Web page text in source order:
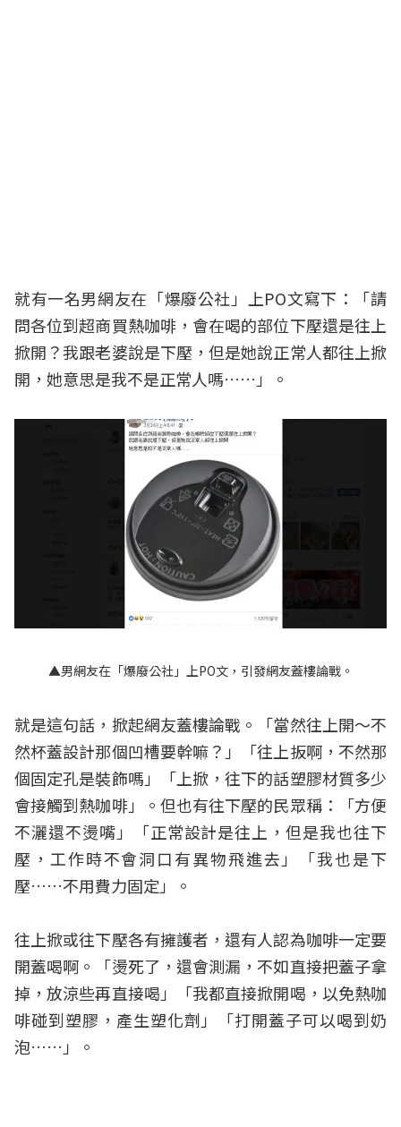
就有一名男網友在「爆廢公社」上PO文寫下：「請
問各位到超商買熱咖啡，會在喝的部位下壓還是往上
掀開？我跟老婆說是下壓，但是她說正常人都往上掀
開，她意思是我不是正常人嗎……」。
▲男網友在「爆廢公社」上PO文，引發網友蓋樓論戰。
就是這句話，掀起網友蓋樓論戰。「當然往上開～不
然杯蓋設計那個凹槽要幹嘛？」「往上扳啊，不然那
個固定孔是裝飾嗎」「上掀，往下的話塑膠材質多少
會接觸到熱咖啡」。但也有往下壓的民眾稱：「方便
不灑還不燙嘴」「正常設計是往上，但是我也往下
壓，工作時不會洞口有異物飛進去」「我也是下
壓……不用費力固定」。
往上掀或往下壓各有擁護者，還有人認為咖啡一定要
開蓋喝啊。「燙死了，還會測漏，不如直接把蓋子拿
掉，放涼些再直接喝」「我都直接掀開喝，以免熱咖
啡碰到塑膠，產生塑化劑」「打開蓋子可以喝到奶
泡……」。